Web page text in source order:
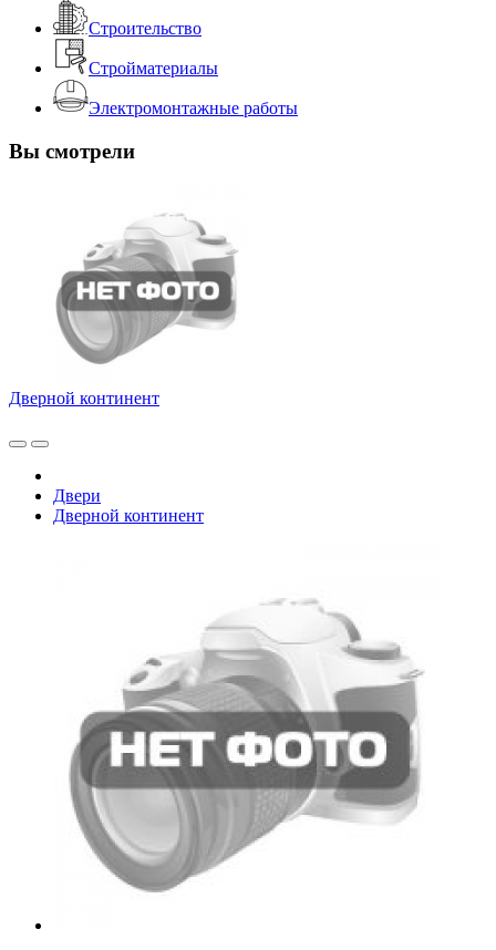
Строительство
Стройматериалы
Электромонтажные работы
Вы смотрели
Дверной континент
Двери
Дверной континент